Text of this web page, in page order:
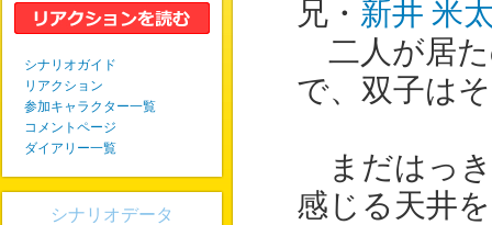
兄・ 新井 米
二人が居た
で、双子は
まだはっき
感じる天井
シナリオガイド
リアクション
参加キャラクター一覧
コメントページ
ダイアリー一覧
シナリオデータ